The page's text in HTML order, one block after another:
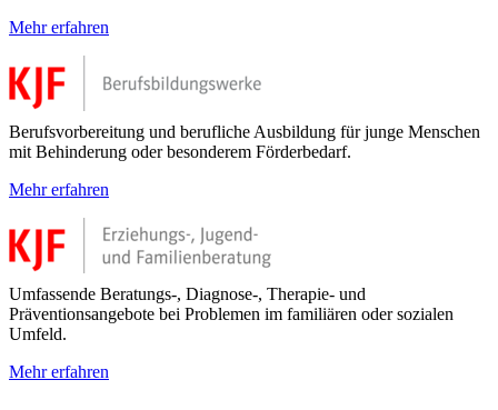
Mehr erfahren
Berufsvorbereitung und berufliche Ausbildung für junge Menschen
mit Behinderung oder besonderem Förderbedarf.
Mehr erfahren
Umfassende Beratungs-, Diagnose-, Therapie- und
Präventionsangebote bei Problemen im familiären oder sozialen
Umfeld.
Mehr erfahren